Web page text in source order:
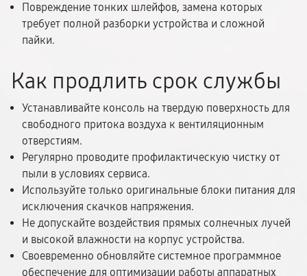
Повреждение тонких шлейфов, замена которых
требует полной разборки устройства и сложной
пайки.
Как продлить срок службы
Устанавливайте консоль на твердую поверхность для
свободного притока воздуха к вентиляционным
отверстиям.
Регулярно проводите профилактическую чистку от
пыли в условиях сервиса.
Используйте только оригинальные блоки питания для
исключения скачков напряжения.
Не допускайте воздействия прямых солнечных лучей
и высокой влажности на корпус устройства.
Своевременно обновляйте системное программное
обеспечение для оптимизации работы аппаратных